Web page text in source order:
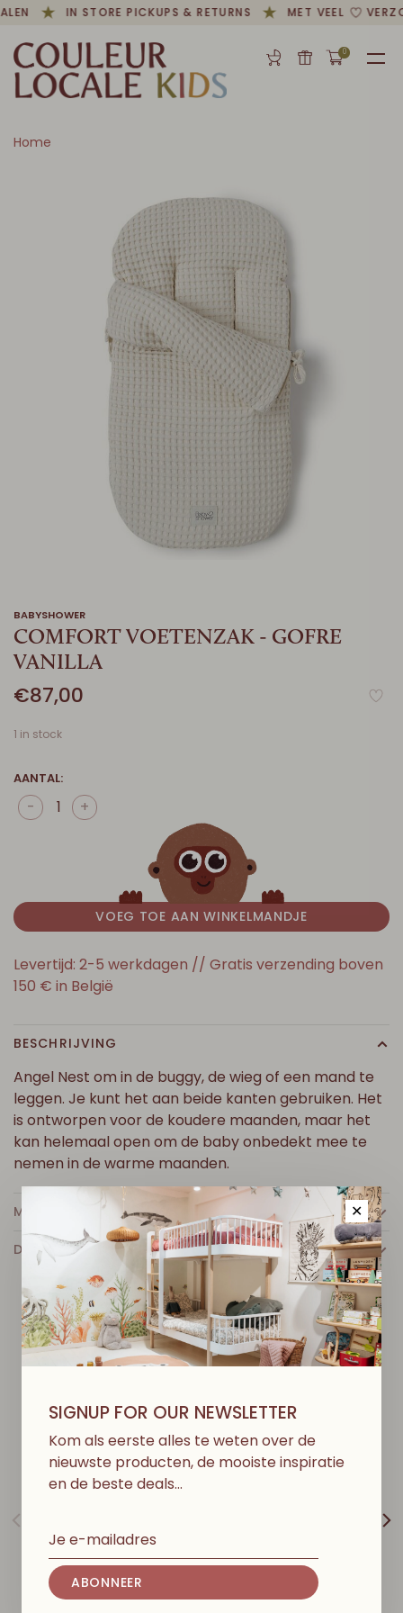
IN STORE PICKUPS & RETURNS MET VEEL
0
Home
BABYSHOWER
COMFORT VOETENZAK - GOFRE
VANILLA
€87,00
1 in stock
AANTAL:
+
-
VOEG TOE AAN WINKELMANDJE
Levertijd: 2-5 werkdagen // Gratis verzending boven
150 € in België
BESCHRIJVING
Angel Nest om in de buggy, de wieg of een mand te
leggen. Je kunt het aan beide kanten gebruiken. Het
is ontworpen voor de koudere maanden, maar het
kan helemaal open om de baby onbedekt mee te
nemen in de warme maanden.
MEER INFO
DETAILS
DITVINDJEMISSCHIENOOKLEUK
✕
SIGNUP FOR OUR NEWSLETTER
Kom als eerste alles te weten over de
nieuwste producten, de mooiste inspiratie
en de beste deals…
ABONNEER